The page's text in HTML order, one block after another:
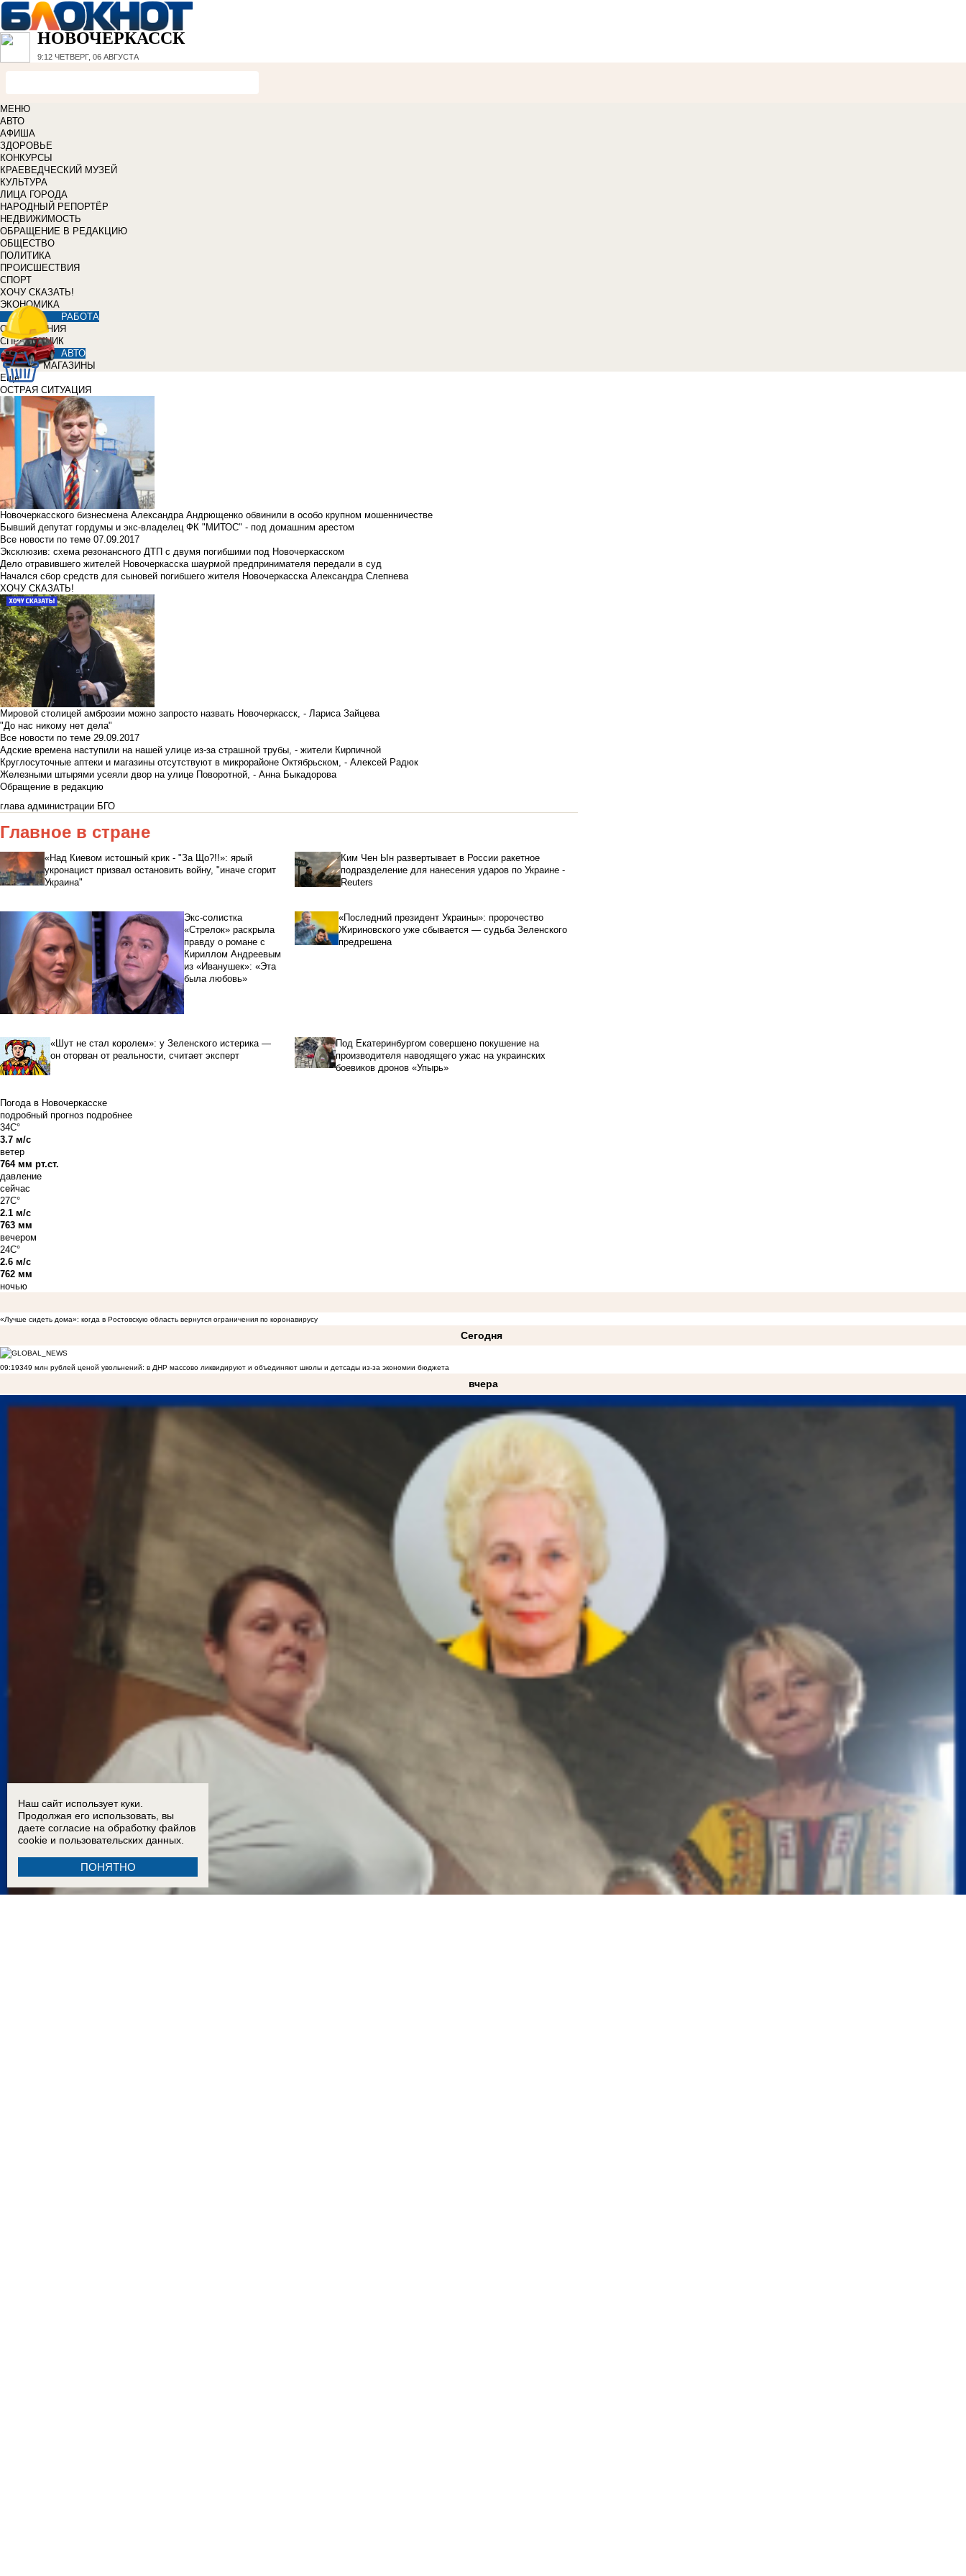
НОВОЧЕРКАССК
9:12 ЧЕТВЕРГ, 06 АВГУСТА
МЕНЮ
АВТО
АФИША
ЗДОРОВЬЕ
КОНКУРСЫ
КРАЕВЕДЧЕСКИЙ МУЗЕЙ
КУЛЬТУРА
ЛИЦА ГОРОДА
НАРОДНЫЙ РЕПОРТЁР
НЕДВИЖИМОСТЬ
ОБРАЩЕНИЕ В РЕДАКЦИЮ
ОБЩЕСТВО
ПОЛИТИКА
ПРОИСШЕСТВИЯ
СПОРТ
ХОЧУ СКАЗАТЬ!
ЭКОНОМИКА
РАБОТА
ОБЪЯВЛЕНИЯ
СПРАВОЧНИК
АВТО
МАГАЗИНЫ
Еще
ОСТРАЯ СИТУАЦИЯ
Новочеркасского бизнесмена Александра Андрющенко обвинили в особо крупном мошенничестве
Бывший депутат гордумы и экс-владелец ФК "МИТОС" - под домашним арестом
Все новости по теме 07.09.2017
Эксклюзив: схема резонансного ДТП с двумя погибшими под Новочеркасском
Дело отравившего жителей Новочеркасска шаурмой предпринимателя передали в суд
Начался сбор средств для сыновей погибшего жителя Новочеркасска Александра Слепнева
ХОЧУ СКАЗАТЬ!
Мировой столицей амброзии можно запросто назвать Новочеркасск, - Лариса Зайцева
"До нас никому нет дела"
Все новости по теме 29.09.2017
Адские времена наступили на нашей улице из-за страшной трубы, - жители Кирпичной
Круглосуточные аптеки и магазины отсутствуют в микрорайоне Октябрьском, - Алексей Радюк
Железными штырями усеяли двор на улице Поворотной, - Анна Быкадорова
Обращение в редакцию
глава администрации БГО
Главное в стране
«Над Киевом истошный крик - "За Що?!!»: ярый
укронацист призвал остановить войну, "иначе сгорит
Украина"
Ким Чен Ын развертывает в России ракетное
подразделение для нанесения ударов по Украине -
Reuters
Экс-солистка
«Стрелок» раскрыла
правду о романе с
Кириллом Андреевым
из «Иванушек»: «Эта
была любовь»
«Последний президент Украины»: пророчество
Жириновского уже сбывается — судьба Зеленского
предрешена
«Шут не стал королем»: у Зеленского истерика —
он оторван от реальности, считает эксперт
Под Екатеринбургом совершено покушение на
производителя наводящего ужас на украинских
боевиков дронов «Упырь»
Погода в Новочеркасске
подробный прогноз подробнее
34C°
3.7 м/с
ветер
764 мм рт.ст.
давление
сейчас
27C°
2.1 м/с
763 мм
вечером
24C°
2.6 м/с
762 мм
ночью
«Лучше сидеть дома»: когда в Ростовскую область вернутся ограничения по коронавирусу
Сегодня
09:19349 млн рублей ценой увольнений: в ДНР массово ликвидируют и объединяют школы и детсады из-за экономии бюджета
вчера
Наш сайт использует куки.
Продолжая его использовать, вы
даете согласие на обработку файлов
cookie и пользовательских данных.
ПОНЯТНО